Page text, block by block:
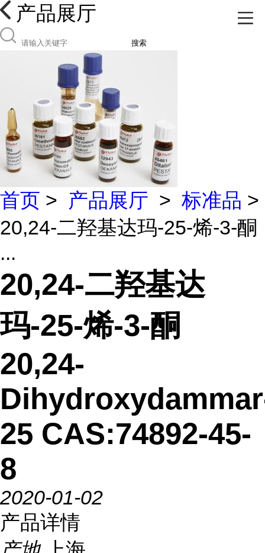
产品展厅
搜索
首页 > 产品展厅 > 标准品 >
20,24-二羟基达玛-25-烯-3-酮
...
20,24-二羟基达
玛-25-烯-3-酮
20,24-
25 CAS:74892-45-
8
2020-01-02
产品详情